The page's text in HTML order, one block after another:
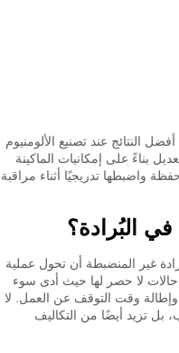
النتائج عند تصنيع الألومنيوم
بناءً على إمكانيات الماكينة
واضبطها تدريجيًا أثناء مراقبة
البُرادة؟
5083، يمكن للبُرادة غير المنضبطة أن تحول عملية
لا حصر لها حيث أدى سوء
وإطالة وقت التوقف عن العمل. لا
بل تزيد أيضًا من التكاليف